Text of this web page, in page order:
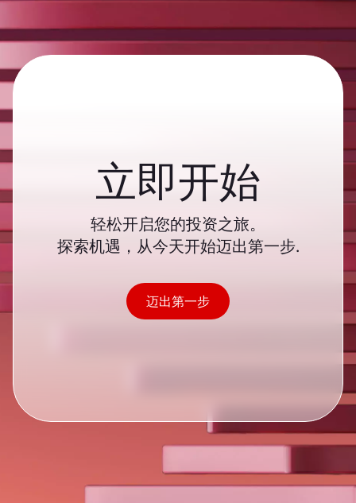
立即开始
轻松开启您的投资之旅。
探索机遇，从今天开始迈出第一步.
迈出第一步